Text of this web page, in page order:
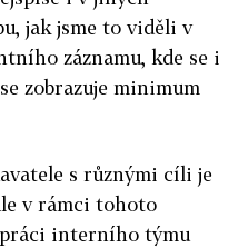
jak jsme to viděli v
záznamu, kde se i
zobrazuje minimum
s různými cíli je
v rámci tohoto
interního týmu